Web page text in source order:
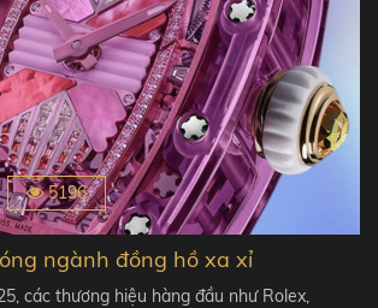
5196
ngành đồng hồ xa xỉ
các thương hiệu hàng đầu như Rolex,